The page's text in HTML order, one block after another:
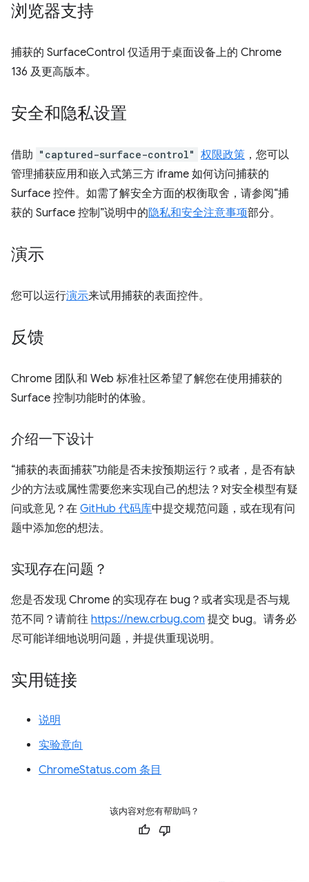
浏览器支持
捕获的 SurfaceControl 仅适用于桌面设备上的 Chrome
136 及更高版本。
安全和隐私设置
借助 "captured-surface-control" 权限政策 ，您可以
管理捕获应用和嵌入式第三方 iframe 如何访问捕获的
Surface 控件。如需了解安全方面的权衡取舍，请参阅“捕
获的 Surface 控制”说明中的隐私和安全注意事项部分。
演示
您可以运行演示来试用捕获的表面控件。
反馈
Chrome 团队和 Web 标准社区希望了解您在使用捕获的
Surface 控制功能时的体验。
介绍一下设计
“捕获的表面捕获”功能是否未按预期运行？或者，是否有缺
少的方法或属性需要您来实现自己的想法？对安全模型有疑
问或意见？在 GitHub 代码库中提交规范问题，或在现有问
题中添加您的想法。
实现存在问题？
您是否发现 Chrome 的实现存在 bug？或者实现是否与规
范不同？请前往 https://new.crbug.com 提交 bug。请务必
尽可能详细地说明问题，并提供重现说明。
实用链接
说明
实验意向
ChromeStatus.com 条目
该内容对您有帮助吗？